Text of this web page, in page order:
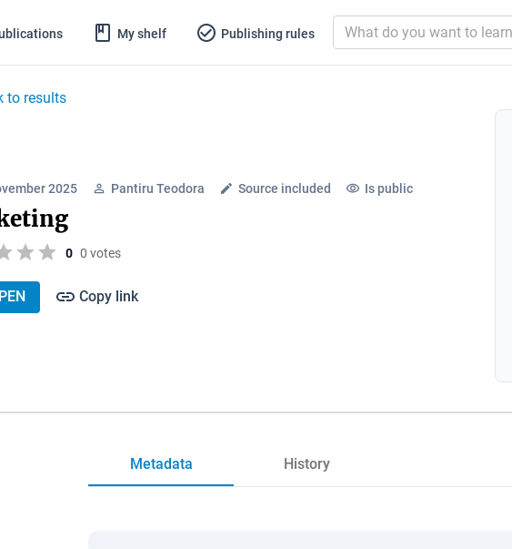
My shelf Publishing rules
to results
2025 Pantiru Teodora Source included Is public
0 0 votes
Copy link
Metadata History